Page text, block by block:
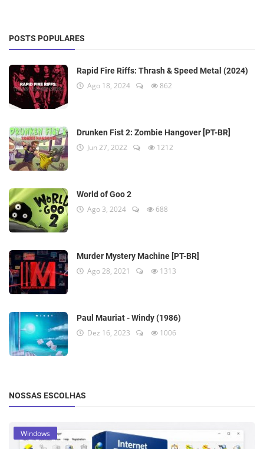
POSTS POPULARES
Rapid Fire Riffs: Thrash & Speed Metal (2024)
Ago 18, 2024 862
Drunken Fist 2: Zombie Hangover [PT-BR]
Jun 27, 2022 1212
World of Goo 2
Ago 3, 2024 688
Murder Mystery Machine [PT-BR]
Ago 28, 2021 1313
Paul Mauriat - Windy (1986)
Dez 16, 2023 1006
NOSSAS ESCOLHAS
Windows